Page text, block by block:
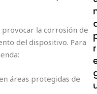
provocar la corrosión de
del dispositivo. Para
áreas protegidas de
r